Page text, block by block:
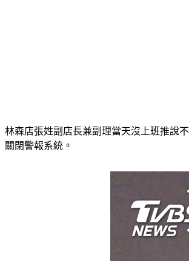
林森店張姓副店長兼副理當天沒上班推說
關閉警報系統。